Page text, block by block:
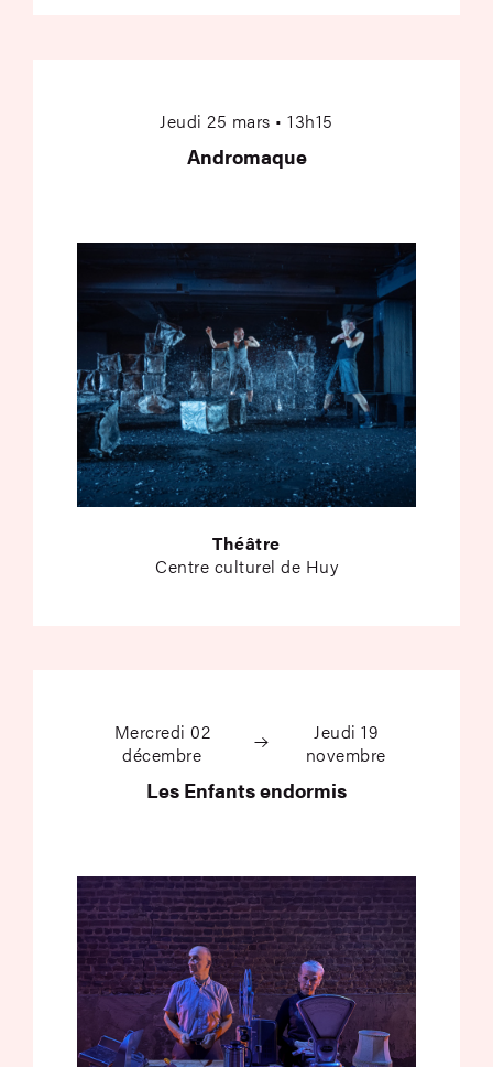
Jeudi 25 mars • 13h15
Andromaque
Théâtre
Centre culturel de Huy
Mercredi 02
décembre
Jeudi 19
novembre
Les Enfants endormis